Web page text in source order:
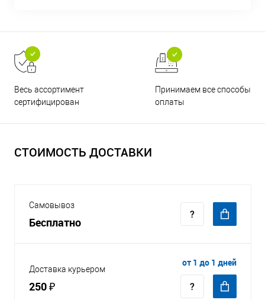
Весь ассортимент
сертифицирован
Принимаем все способы
оплаты
СТОИМОСТЬ ДОСТАВКИ
Самовывоз
Бесплатно
Доставка курьером
250 ₽
от 1 до 1 дней